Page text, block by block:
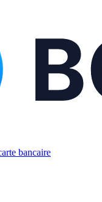
bancaire